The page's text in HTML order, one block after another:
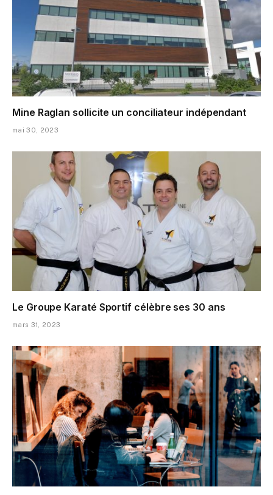
Mine Raglan sollicite un conciliateur indépendant
mai 30, 2023
Le Groupe Karaté Sportif célèbre ses 30 ans
mars 31, 2023